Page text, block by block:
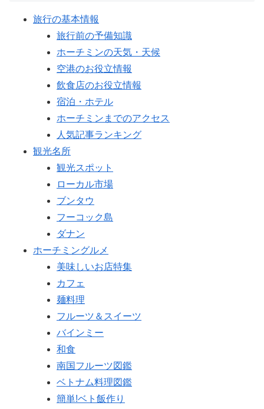
旅行の基本情報
旅行前の予備知識
ホーチミンの天気・天候
空港のお役立情報
飲食店のお役立情報
宿泊・ホテル
ホーチミンまでのアクセス
人気記事ランキング
観光名所
観光スポット
ローカル市場
ブンタウ
フーコック島
ダナン
ホーチミングルメ
美味しいお店特集
カフェ
麺料理
フルーツ＆スイーツ
バインミー
和食
南国フルーツ図鑑
ベトナム料理図鑑
簡単!ベト飯作り